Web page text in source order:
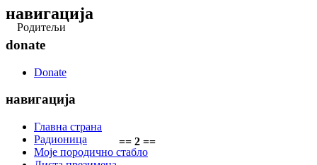
Родитељи
== 2 ==
навигација
donate
Donate
навигација
Главна страна
Радионица
Моје породично стабло